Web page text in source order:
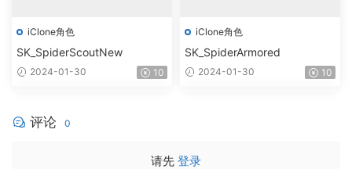
iClone角色
SK_SpiderScoutNew
2024-01-30 10
iClone角色
SK_SpiderArmored
2024-01-30 10
评论 0
请先 登录